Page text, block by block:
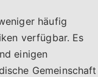
häufig
verfügbar. Es
einigen
Gemeinschaft